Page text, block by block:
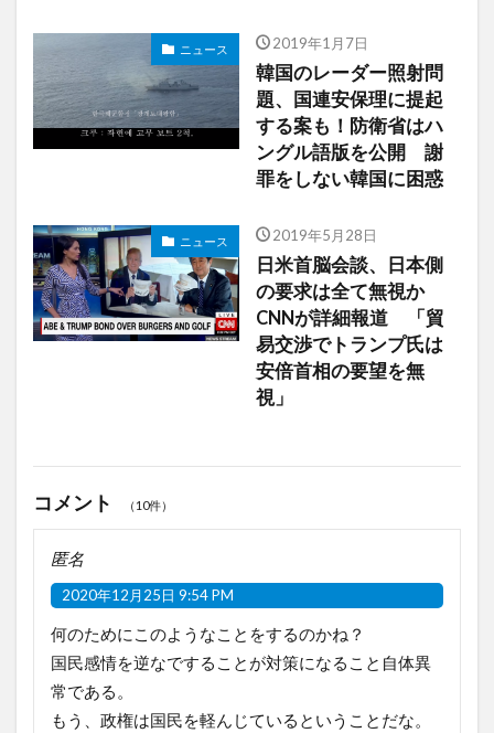
ニュース 2019年1月7日
韓国のレーダー照射問
題、国連安保理に提起
する案も！防衛省はハ
ングル語版を公開 謝
罪をしない韓国に困惑
ニュース 2019年5月28日
日米首脳会談、日本側
の要求は全て無視か
CNNが詳細報道 「貿
易交渉でトランプ氏は
安倍首相の要望を無
視」
コメント （10件）
匿名
2020年12月25日 9:54 PM
何のためにこのようなことをするのかね？
国民感情を逆なですることが対策になること自体異
常である。
もう、政権は国民を軽んじているということだな。